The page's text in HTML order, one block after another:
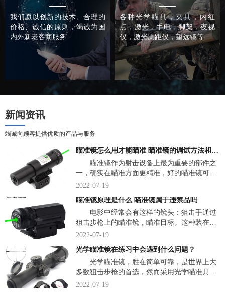
我们愿以创新的技术、合理的
价格、诚信的原则，竭诚为国
内外新老客商服务
各种光学瞄具，夹具，内红
点，激光，手电，脚架，夜视
仪，激光测距仪，望远镜等
新闻资讯
竭诚向顾客提供优质的产品与服务
瞄准镜怎么用才能瞄准 瞄准镜的调试方法和技巧
瞄准镜作为射击设备上最为重要的部件之
一，确实在瞄准方面更精准，好的瞄准镜可以
将性能并不出色的射击设备的准确性发挥到极
那么，瞄准镜怎么用才能瞄准？下面，我们说
一说关于瞄准镜一些小知识。
2022-07-19
瞄准镜原理是什么 瞄准镜属于违禁品吗
电影中经常会有这样的镜头：狙击手通过
狙击步枪上的瞄准镜，瞄准目标。这种装在武
器上的光学瞄准镜，究竟是什么东西？瞄准镜
标志的革命式速瞄瞄具。下面，来看详细介
绍。
2022-07-19
光学瞄准镜在练习中会遇到什么问题？
光学瞄准镜，胜在简单可靠，是世界上大
多数狙击步枪的首选，然而采用光学瞄准具的
传统狙击步枪狙击手培养是非常困难的，美军
2022-07-19